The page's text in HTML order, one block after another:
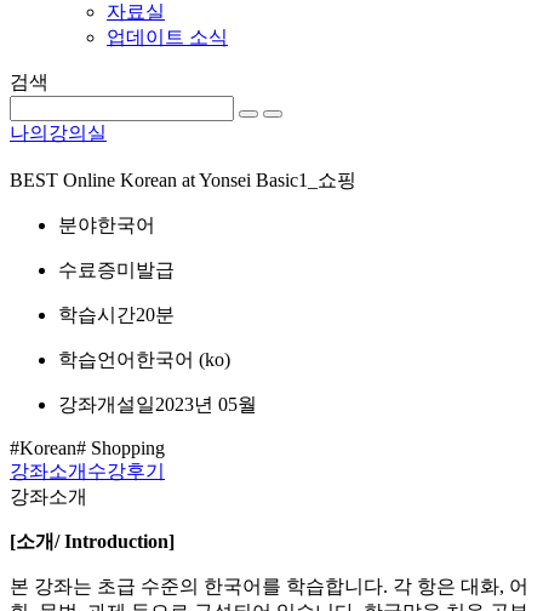
자료실
업데이트 소식
검색
나의강의실
BEST Online Korean at Yonsei Basic1_쇼핑
분야한국어
수료증미발급
학습시간20분
학습언어 한국어 ‎(ko)‎
강좌개설일2023년 05월
#Korean# Shopping
강좌소개 수강후기
강좌소개
[소개/ Introduction]
본 강좌는 초급 수준의 한국어를 학습합니다. 각 항은 대화, 어